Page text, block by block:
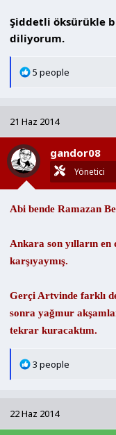
Şiddetli öksürükle
diliyorum.
T
i
l
e
r
5 people
21 Haz 2014
gandor08
Yönetici
Abi bende Ramazan
Ankara son yılların en
karşıyaymış.
Gerçi Artvinde farklı
sonra yağmur
tekrar kuracaktım.
T
i
3 people
22 Haz 2014